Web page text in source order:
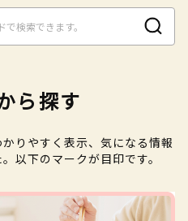
ら探す
りやすく表示、気になる情報
以下のマークが目印です。